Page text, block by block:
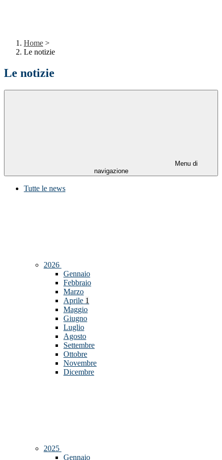
Home >
Le notizie
Le notizie
Menu di
navigazione
Tutte le news
2026
Gennaio
Febbraio
Marzo
Aprile 1
Maggio
Giugno
Luglio
Agosto
Settembre
Ottobre
Novembre
Dicembre
2025
Gennaio